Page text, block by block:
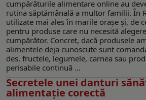
cumpărăturile alimentare online au
rutina săptămânală a multor familii. În
utilizate mai ales în marile orașe și, de
pentru produse care nu necesită
cumpărător. Concret, dacă produsele
alimentele deja cunoscute sunt
des, fructele, legumele, carnea sau
perisabile continuă ...
Secretele unei danturi
alimentație corectă